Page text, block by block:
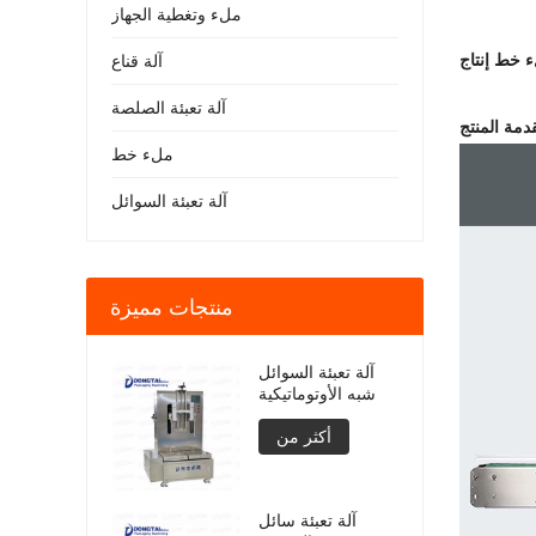
المنتج
ملء وتغطية الجهاز
آلة قناع
آلة تعبئة الصلصة
ملء خط
آلة تعبئة السوائل
منتجات مميزة
آلة تعبئة السوائل
شبه الأوتوماتيكية
أكثر من
آلة تعبئة سائل